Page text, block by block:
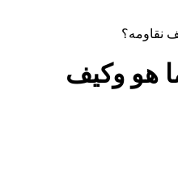
نقاومه؟
هو وكيف